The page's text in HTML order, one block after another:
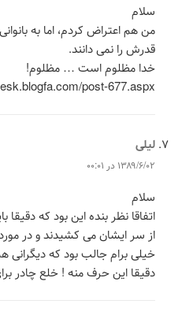
سلام
من هم اعتراض کردم، اما به
قدرش را نمی دانند.
خدا مظلوم است … مظلوم!
post-677.aspx
لیلی
۱۳۸۹/۶/۰۲ در ۰۰:۰۱
سلام
اتفاقا نظر بنده این بود که دقیقا
از سر ایشان می کشیدند و در
خیلی برام جالب بود که
دقیقا این حرف منه ! خلع چادر